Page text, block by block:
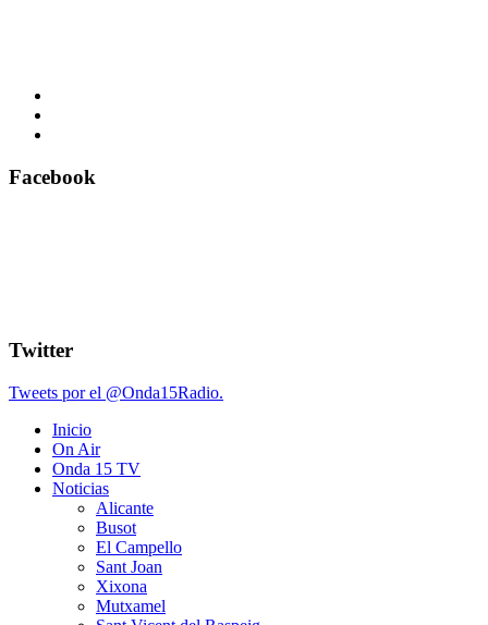
Facebook
Twitter
Tweets por el @Onda15Radio.
Inicio
On Air
Onda 15 TV
Noticias
Alicante
Busot
El Campello
Sant Joan
Xixona
Mutxamel